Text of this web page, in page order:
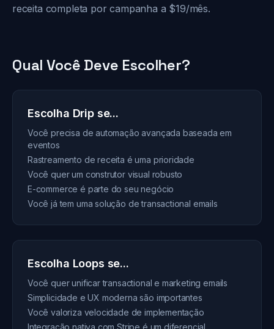
receita completa por campanha a $19/mês.
Qual Você Deve Escolher?
Escolha Drip se...
Você precisa de automação avançada baseada em
eventos
Rastreamento de receita é uma prioridade
Você quer um construtor visual robusto
E-commerce é parte do seu negócio
Você já tem uma solução de transactional emails
Escolha Loops se...
Você quer unificar transactional e marketing emails
Simplicidade e UX moderna são importantes
Você valoriza velocidade de implementação
Integração nativa com Stripe é um diferencial